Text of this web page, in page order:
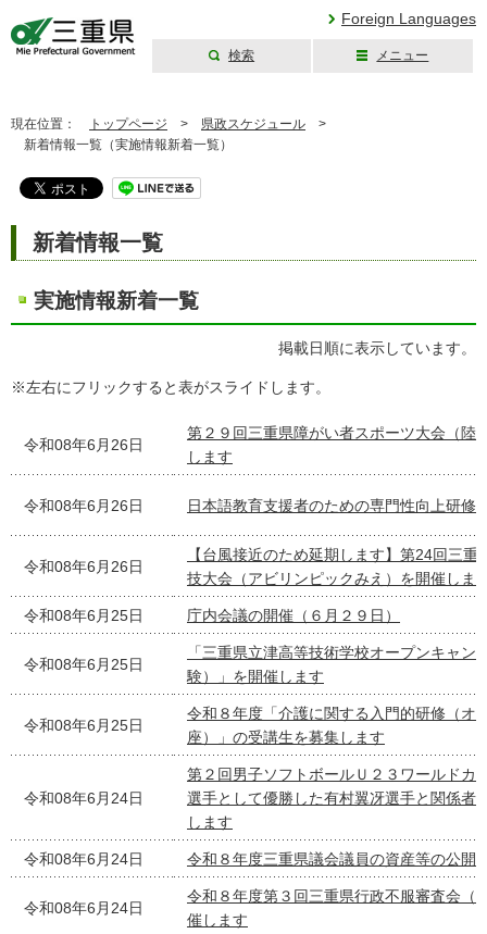
Foreign Languages
検索 メニュー
現在位置： トップページ > 県政スケジュール >
新着情報一覧（実施情報新着一覧）
新着情報一覧
実施情報新着一覧
掲載日順に表示しています。
※左右にフリックすると表がスライドします。
令和08年6月26日
第２９回三重県障がい者スポーツ大会（陸
します
令和08年6月26日 日本語教育支援者のための専門性向上研修
令和08年6月26日
【台風接近のため延期します】第24回三重
技大会（アビリンピックみえ）を開催しま
令和08年6月25日 庁内会議の開催（６月２９日）
令和08年6月25日
「三重県立津高等技術学校オープンキャン
験）」を開催します
令和08年6月25日
令和８年度「介護に関する入門的研修（オ
座）」の受講生を募集します
令和08年6月24日
第２回男子ソフトボールＵ２３ワールドカ
選手として優勝した有村翼冴選手と関係者
します
令和08年6月24日 令和８年度三重県議会議員の資産等の公開
令和08年6月24日
令和８年度第３回三重県行政不服審査会（
催します